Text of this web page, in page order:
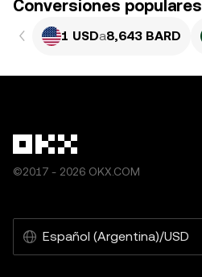
Conversiones populares
1 USDa8,643 BARD
©2017 - 2026 OKX.COM
Español (Argentina)/USD